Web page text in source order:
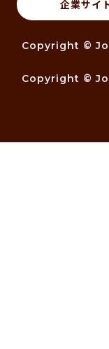
企業サイ
Copyright ©
Copyright ©